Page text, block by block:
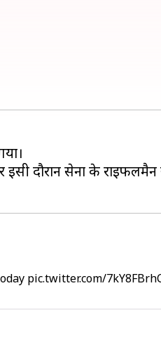
दौरान सेना के
pic.twitter.com/